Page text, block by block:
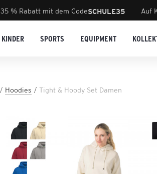
35 % Rabatt mit dem CodeSCHULE35 Auf
KINDER SPORTS EQUIPMENT
Hoodies Tight & Hoody Set Damen